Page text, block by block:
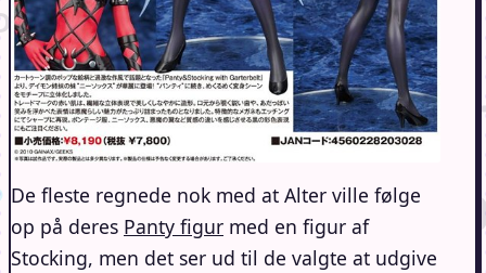
De fleste regnede nok med at Alter ville følge
op på deres Panty figur med en figur af
Stocking, men det ser ud til de valgte at udgive